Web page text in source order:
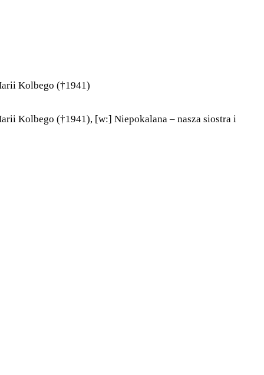
Kolbego (†1941)
Kolbego (†1941), [w:] Niepokalana – nasza siostra i